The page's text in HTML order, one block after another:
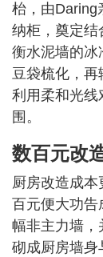
枱，由Daring
纳柜，奠定结
衡水泥墙的冰
豆袋梳化，再
利用柔和光线
围。
数百元改
厨房改造成
百元便大功告
幅非主力墙，
砌成厨房墙身